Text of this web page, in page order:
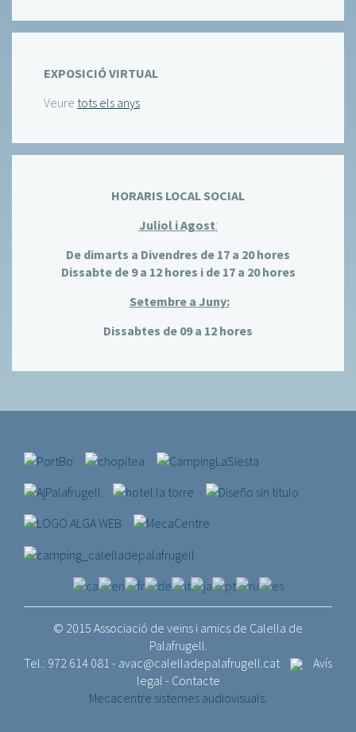
EXPOSICIÓ VIRTUAL
Veure tots els anys
HORARIS LOCAL SOCIAL
Juliol i Agost:
De dimarts a Divendres de 17 a 20 hores
Dissabte de 9 a 12 hores i de 17 a 20 hores
Setembre a Juny:
Dissabtes de 09 a 12 hores
© 2015 Associació de veïns i amics de Calella de
Palafrugell.
Tel.: 972 614 081 - avac@calelladepalafrugell.cat
Avís
legal - Contacte
Mecacentre sistemes audiovisuals.